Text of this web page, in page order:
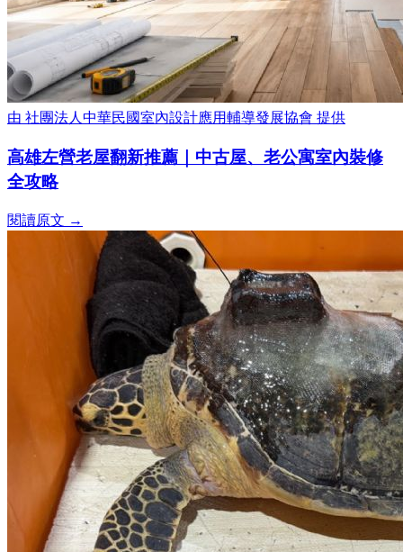
由 社團法人中華民國室內設計應用輔導發展協會 提供
高雄左營老屋翻新推薦｜中古屋、老公寓室內裝修
全攻略
閱讀原文 →